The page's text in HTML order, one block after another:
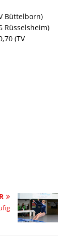
Büttelborn)
Rüsselsheim)
(TV